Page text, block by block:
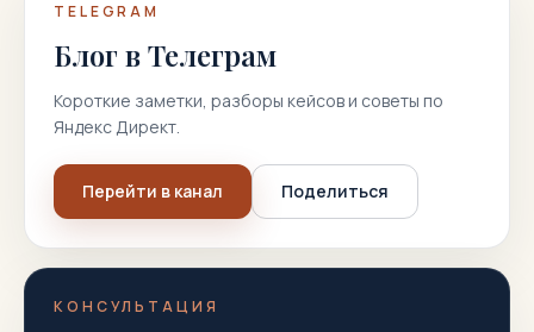
TELEGRAM
Блог в Телеграм
Короткие заметки, разборы кейсов и советы по
Яндекс Директ.
Перейти в канал Поделиться
КОНСУЛЬТАЦИЯ